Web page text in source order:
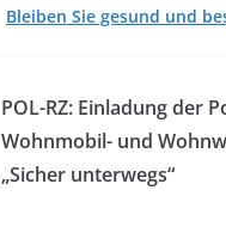
Bleiben Sie gesund und
POL-RZ: Einladung der
Wohnmobil- und
„Sicher unterwegs“